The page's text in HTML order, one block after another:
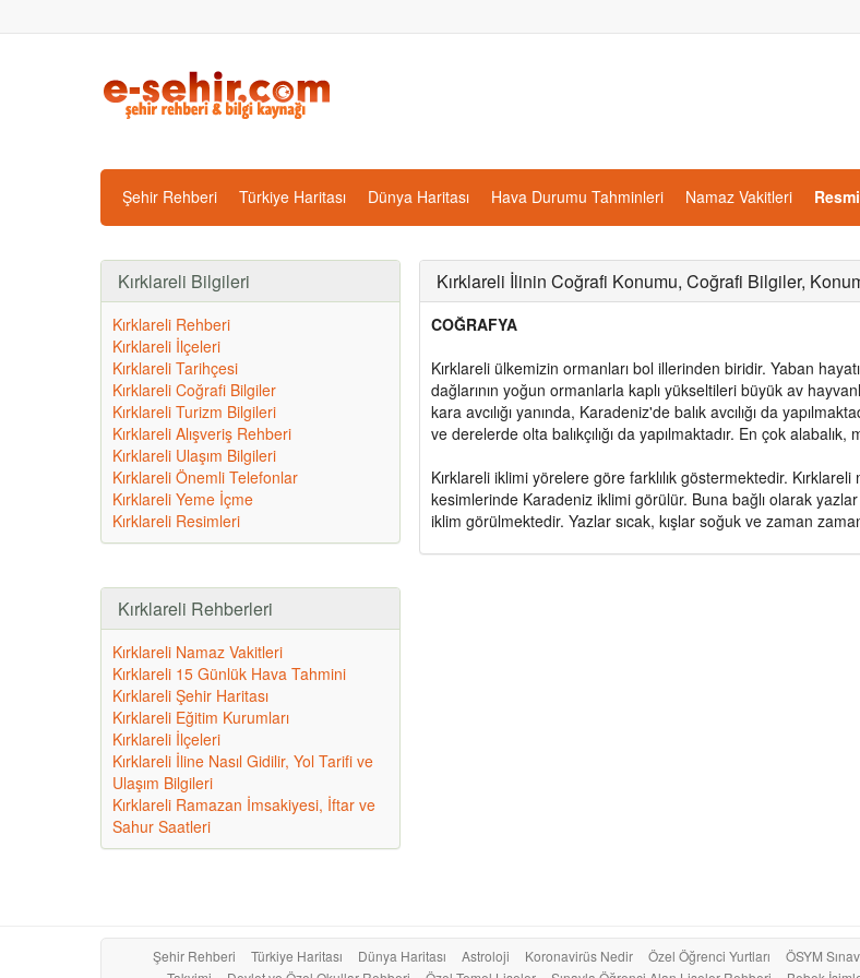
Şehir Rehberi Türkiye Haritası Dünya Haritası Hava Durumu Tahminleri Namaz Vakitleri
Kırklareli Bilgileri
Kırklareli Rehberi
Kırklareli İlçeleri
Kırklareli Tarihçesi
Kırklareli Coğrafi Bilgiler
Kırklareli Turizm Bilgileri
Kırklareli Alışveriş Rehberi
Kırklareli Ulaşım Bilgileri
Kırklareli Önemli Telefonlar
Kırklareli Yeme İçme
Kırklareli Resimleri
Kırklareli Rehberleri
Kırklareli Namaz Vakitleri
Kırklareli 15 Günlük Hava Tahmini
Kırklareli Şehir Haritası
Kırklareli Eğitim Kurumları
Kırklareli İlçeleri
Kırklareli İline Nasıl Gidilir, Yol Tarifi ve
Ulaşım Bilgileri
Kırklareli Ramazan İmsakiyesi, İftar ve
Sahur Saatleri
Kırklareli İlinin Coğrafi Konumu, Coğrafi Bilgiler,
COĞRAFYA
Kırklareli ülkemizin ormanları bol illerinden biridir. Yaban
dağlarının yoğun ormanlarla kaplı yükseltileri büyük av
kara avcılığı yanında, Karadeniz'de balık avcılığı da
ve derelerde olta balıkçılığı da yapılmaktadır. En çok
Kırklareli iklimi yörelere göre farklılık göstermektedir.
kesimlerinde Karadeniz iklimi görülür. Buna bağlı olarak
iklim görülmektedir. Yazlar sıcak, kışlar soğuk ve zaman
Şehir Rehberi Türkiye Haritası Dünya Haritası Astroloji Koronavirüs Nedir Özel Öğrenci Yurtları ÖSYM